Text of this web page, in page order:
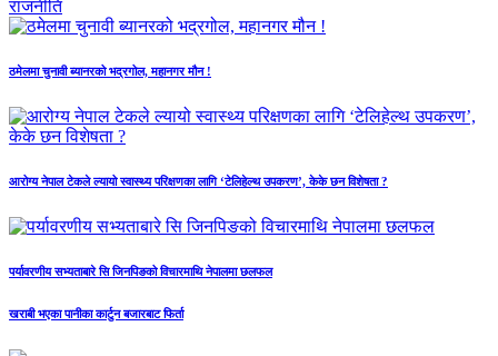
राजनीति
ठमेलमा चुनावी ब्यानरको भद्रगोल, महानगर मौन !
आरोग्य नेपाल टेकले ल्यायो स्वास्थ्य परिक्षणका लागि ‘टेलिहेल्थ उपकरण’, केके छन विशेषता ?
पर्यावरणीय सभ्यताबारे सि जिनपिङको विचारमाथि नेपालमा छलफल
खराबी भएका पानीका कार्टुन बजारबाट फिर्ता